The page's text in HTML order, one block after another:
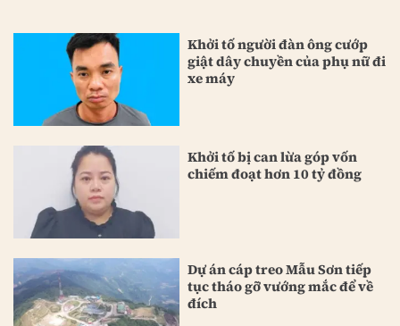
Khởi tố người đàn ông cướp
giật dây chuyền của phụ nữ đi
xe máy
Khởi tố bị can lừa góp vốn
chiếm đoạt hơn 10 tỷ đồng
Dự án cáp treo Mẫu Sơn tiếp
tục tháo gỡ vướng mắc để về
đích